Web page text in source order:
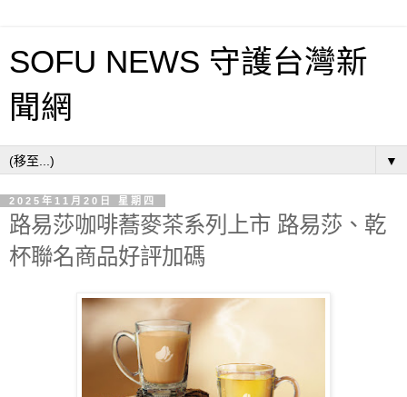
SOFU NEWS 守護台灣新
聞網
▼
2025年11月20日 星期四
路易莎咖啡蕎麥茶系列上市 路易莎、乾
杯聯名商品好評加碼